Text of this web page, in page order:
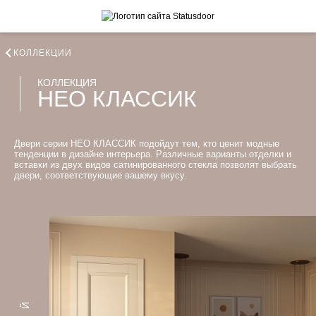
КОЛЛЕКЦИЯ
НЕО КЛАССИК
Двери серии НЕО КЛАССИК подойдут тем, кто ценит модные
тенденции в дизайне интерьера. Различные варианты отделки и
вставки из двух видов сатинированного стекла позволят выбрать
двери, соответствующие вашему вкусу.
КОЛЛЕКЦИИ